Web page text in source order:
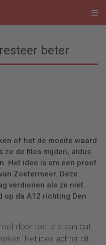
beter
of het de moeite waard
ze de files mijden, aldus
Het idee is om een proef
Zoetermeer. Deze
verdienen als ze niet
op da A12 richting Den
door toe te staan dat
Het idee achter dit